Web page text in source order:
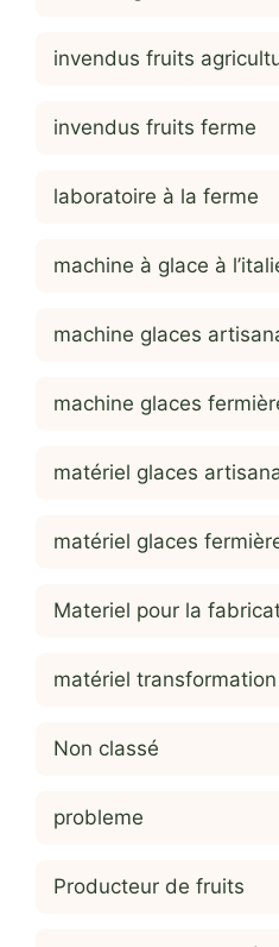
invendus fruits
invendus fruits ferme
laboratoire à la ferme
machine à glace à
machine glaces
machine glaces
matériel glaces
matériel glaces
Materiel pour la
matériel
Non classé
probleme
Producteur de fruits